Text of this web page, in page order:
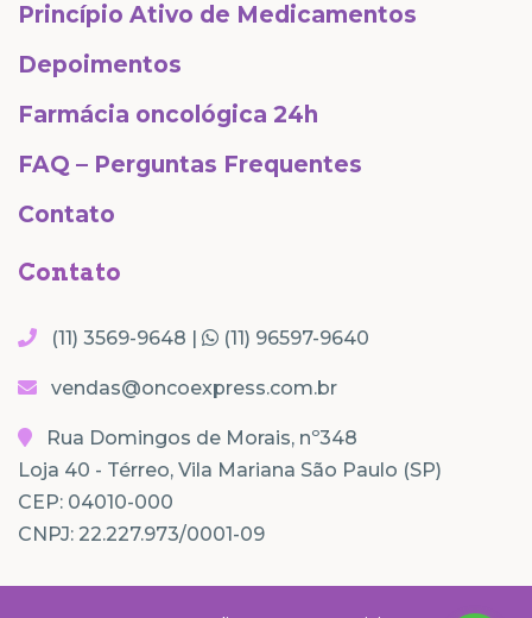
Princípio Ativo de Medicamentos
Depoimentos
Farmácia oncológica 24h
FAQ – Perguntas Frequentes
Contato
Contato
(11) 3569-9648 | (11) 96597-9640
vendas@oncoexpress.com.br
Rua Domingos de Morais, nº348
Loja 40 - Térreo, Vila Mariana São Paulo (SP)
CEP: 04010-000
CNPJ: 22.227.973/0001-09